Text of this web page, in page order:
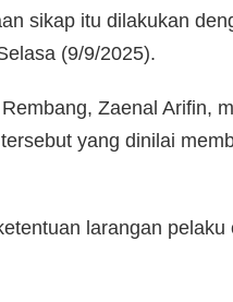
sikap itu dilakukan
(9/9/2025).
Zaenal Arifin,
yang dinilai
larangan